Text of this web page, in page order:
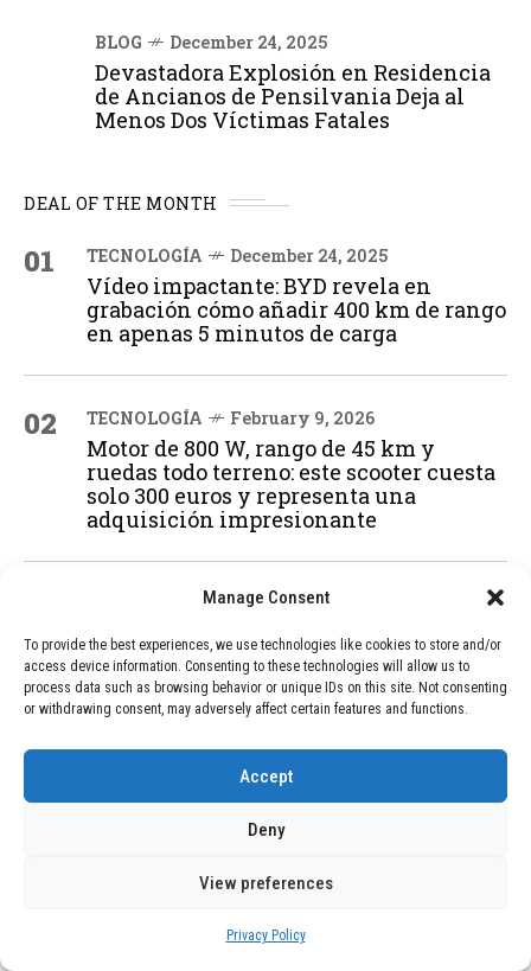
Manage Consent
To provide the best experiences, we use technologies like cookies to store and/or
access device information. Consenting to these technologies will allow us to
process data such as browsing behavior or unique IDs on this site. Not consenting
or withdrawing consent, may adversely affect certain features and functions.
Accept
Deny
View preferences
Privacy Policy
BLOG December 24, 2025
Devastadora Explosión en Residencia
de Ancianos de Pensilvania Deja al
Menos Dos Víctimas Fatales
DEAL OF THE MONTH
01 TECNOLOGÍA December 24, 2025
Vídeo impactante: BYD revela en
grabación cómo añadir 400 km de rango
en apenas 5 minutos de carga
02 TECNOLOGÍA February 9, 2026
Motor de 800 W, rango de 45 km y
ruedas todo terreno: este scooter cuesta
solo 300 euros y representa una
adquisición impresionante
December 24, 2025
GAME se Une a la Oferta de Balizas V16
Geolocalizadas, Obligatorias a Partir de
2026
December 24, 2025
Devastadora Explosión en Residencia
de Ancianos de Pensilvania Deja al
Menos Dos Víctimas Fatales